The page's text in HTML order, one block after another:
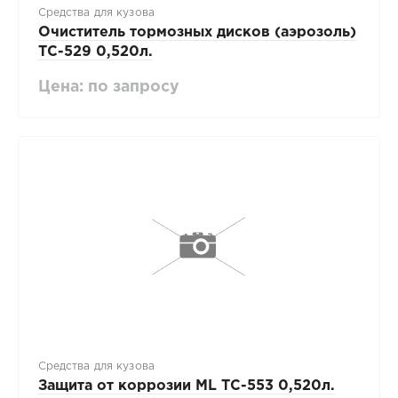
Средства для кузова
Очиститель тормозных дисков (аэрозоль)
ТС-529 0,520л.
Цена: по запросу
Средства для кузова
Защита от коррозии ML ТС-553 0,520л.